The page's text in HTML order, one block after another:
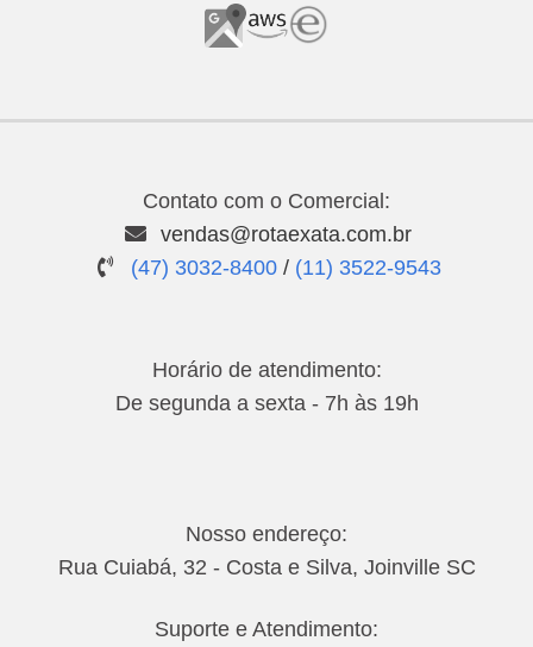
Contato com o Comercial:
vendas@rotaexata.com.br
(47) 3032-8400 / (11) 3522-9543
Horário de atendimento:
De segunda a sexta - 7h às 19h
Nosso endereço:
Rua Cuiabá, 32 - Costa e Silva, Joinville SC
Suporte e Atendimento: